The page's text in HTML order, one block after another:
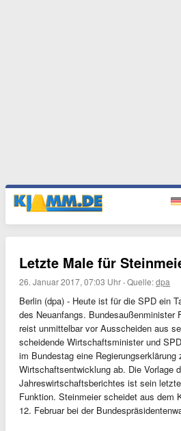
Letzte Male für
26. Januar 2017, 07:03 Uhr ·Quelle:dpa
Berlin (dpa) - Heute ist für die SPD ein
des Neuanfangs. Bundesaußenminister
reist unmittelbar vor Ausscheiden aus
scheidende Wirtschaftsminister und
im Bundestag eine Regierungserklärung
Wirtschaftsentwicklung ab. Die Vorlage
Jahreswirtschaftsberichtes ist sein
Funktion. Steinmeier scheidet aus dem
12. Februar bei der